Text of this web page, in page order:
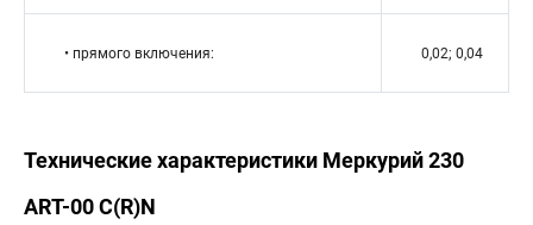
• прямого включения: 0,02; 0,04
Технические характеристики Меркурий 230
АRT-00 С(R)N